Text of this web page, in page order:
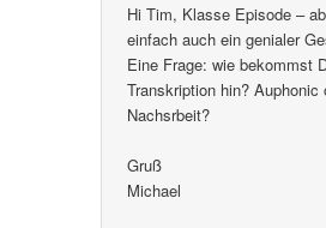
Hi Tim, Klasse Episode –
einfach auch ein genialer
Eine Frage: wie bekommst
Transkription hin? Auphonic
Nachsrbeit?
Gruß
Michael